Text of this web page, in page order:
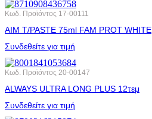
Κωδ. Προϊόντος 17-00111
AIM T/PASTE 75ml FAM PROT WHITE
Συνδεθείτε για τιμή
Κωδ. Προϊόντος 20-00147
ALWAYS ULTRA LONG PLUS 12τεμ
Συνδεθείτε για τιμή